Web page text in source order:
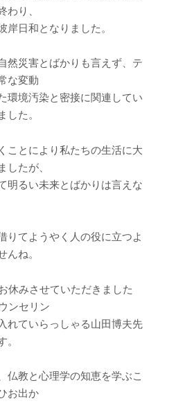
わり、
岸日和となりました。
然災害とばかりも言えず、テ
な変動
環境汚染と密接に関連してい
した。
ことにより私たちの生活に大
したが、
明るい未来とばかりは言えな
てようやく人の役に立つよ
んね。
休みさせていただきました
ンセリン
れていらっしゃる山田博夫先
。
教と心理学の知恵を学ぶこ
お出か